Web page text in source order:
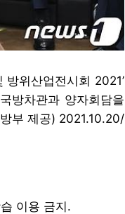
위산업전시회 2021’
방차관과 양자회담을
부 제공) 2021.10.20/
이용 금지.